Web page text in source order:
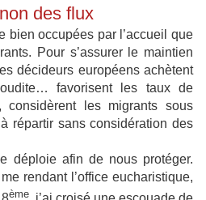
des flux
bien occupées par l’accueil que
Pour s’assurer le maintien
décideurs européens achètent
favorisent les taux de
considèrent les migrants sous
répartir sans considération des
déploie afin de nous protéger.
rendant l’office eucharistique,
ème